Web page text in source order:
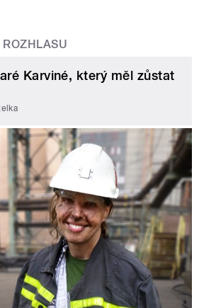
Karviné, který měl zůstat